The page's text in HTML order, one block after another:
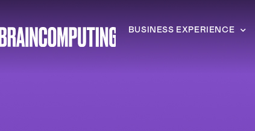
BUSINESS EXPERIENCE